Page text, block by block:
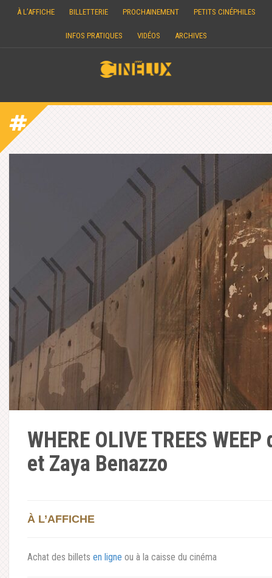
À L’AFFICHE BILLETTERIE PROCHAINEMENT PETITS CINÉPHILES
INFOS PRATIQUES VIDÉOS ARCHIVES
WHERE OLIVE TREES
et Zaya Benazzo
À L’AFFICHE
Achat des billets en ligne ou à la caisse du cinéma